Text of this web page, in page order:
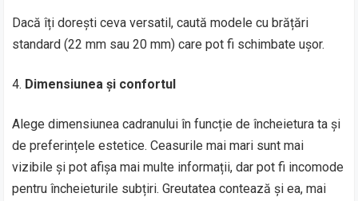
Dacă îți dorești ceva versatil, caută modele cu brățări
standard (22 mm sau 20 mm) care pot fi schimbate ușor.
Dimensiunea și confortul
Alege dimensiunea cadranului în funcție de încheietura ta și
de preferințele estetice. Ceasurile mai mari sunt mai
vizibile și pot afișa mai multe informații, dar pot fi incomode
pentru încheieturile subțiri. Greutatea contează și ea, mai